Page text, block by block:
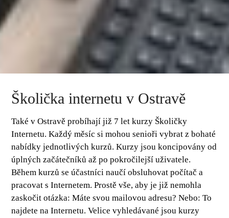
Školička internetu v Ostravě
Také v Ostravě probíhají již 7 let kurzy Školičky
Internetu. Každý měsíc si mohou senioři vybrat z bohaté
nabídky jednotlivých kurzů. Kurzy jsou koncipovány od
úplných začátečníků až po pokročilejší uživatele.
Během kurzů se účastníci naučí obsluhovat počítač a
pracovat s Internetem. Prostě vše, aby je již nemohla
zaskočit otázka: Máte svou mailovou adresu? Nebo: To
najdete na Internetu. Velice vyhledávané jsou kurzy